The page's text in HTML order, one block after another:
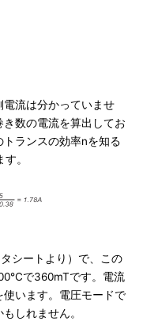
流は分かっていませ
数の電流を算出してお
ランスの効率nを知る
。
タシートより）で、この
で360mTです。電流
います。電圧モードで
しれません。